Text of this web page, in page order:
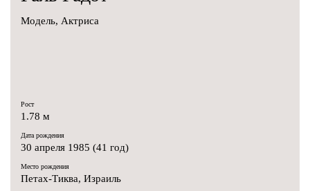
Модель, Актриса
Рост
1.78 м
Дата рождения
30 апреля 1985 (41 год)
Место рождения
Петах-Тиква, Израиль